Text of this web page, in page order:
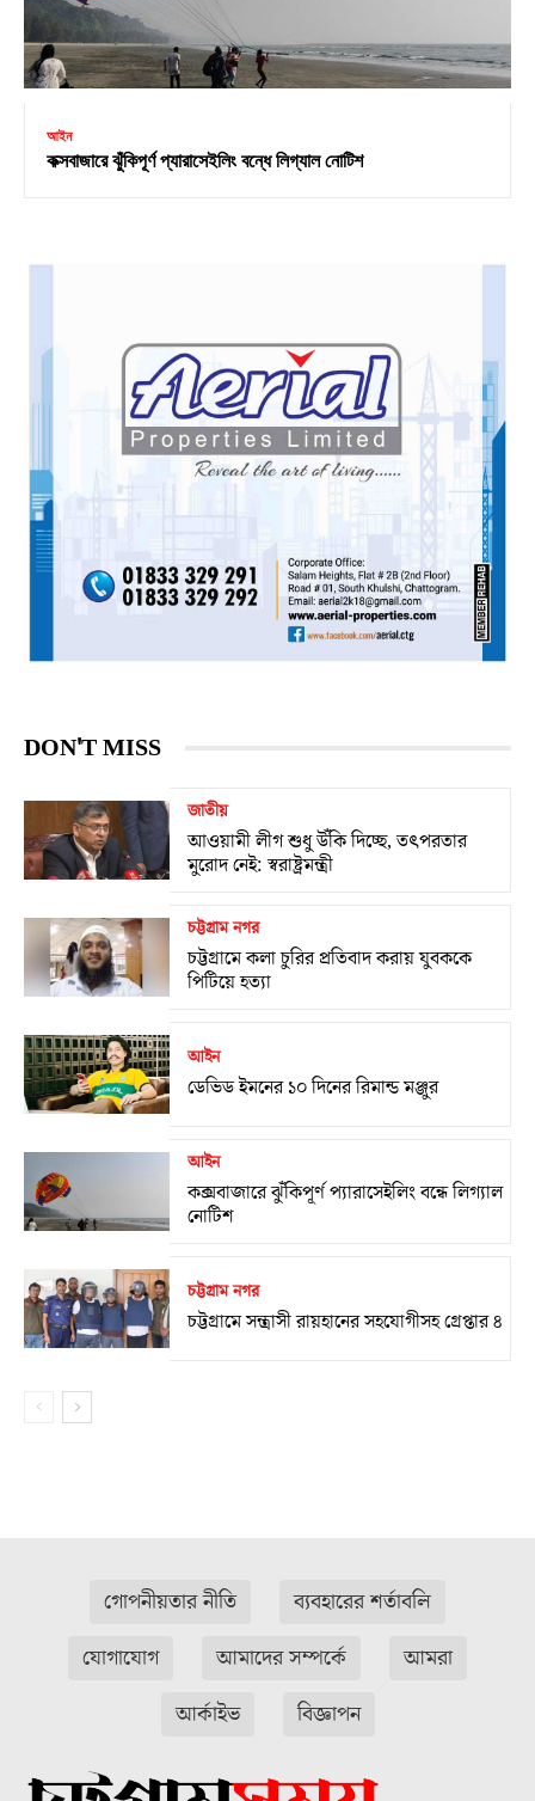
আইন
কক্সবাজারে ঝুঁকিপূর্ণ প্যারাসেইলিং বন্ধে লিগ্যাল নোটিশ
DON'T MISS
জাতীয়
আওয়ামী লীগ শুধু উঁকি দিচ্ছে, তৎপরতার
মুরোদ নেই: স্বরাষ্ট্রমন্ত্রী
চট্টগ্রাম নগর
চট্টগ্রামে কলা চুরির প্রতিবাদ করায় যুবককে
পিটিয়ে হত্যা
আইন
ডেভিড ইমনের ১০ দিনের রিমান্ড মঞ্জুর
আইন
কক্সবাজারে ঝুঁকিপূর্ণ প্যারাসেইলিং বন্ধে লিগ্যাল
নোটিশ
চট্টগ্রাম নগর
চট্টগ্রামে সন্ত্রাসী রায়হানের সহযোগীসহ গ্রেপ্তার ৪
গোপনীয়তার নীতি
ব্যবহারের শর্তাবলি
যোগাযোগ
আমাদের সম্পর্কে
আমরা
আর্কাইভ
বিজ্ঞাপন